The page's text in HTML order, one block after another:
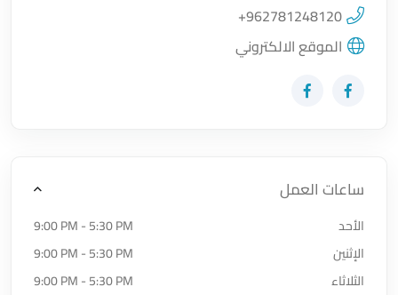
+962781248120
الموقع الالكتروني
زيارة حساب المتجر على Facebook-f
زيارة حساب المتجر على Facebook-f
ساعات العمل
الأحد
9:00 PM - 5:30 PM
الإثنين
9:00 PM - 5:30 PM
الثلاثاء
9:00 PM - 5:30 PM